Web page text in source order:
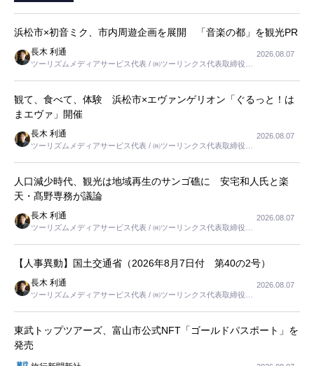
浜松市×初音ミク、市内周遊企画を展開 「音楽の都」を観光PR
長木 利通
ツーリズムメディアサービス代表 / ㈱ツーリンクス代表取締役社
2026.08.07
観て、食べて、体験 浜松市×エヴァンゲリオン「ぐるっと！は
まエヴァ」開催
長木 利通
ツーリズムメディアサービス代表 / ㈱ツーリンクス代表取締役社
2026.08.07
人口減少時代、観光は地域再生のサンゴ礁に 安宅和人氏と楽
天・髙野専務が議論
長木 利通
ツーリズムメディアサービス代表 / ㈱ツーリンクス代表取締役社
2026.08.07
【人事異動】国土交通省（2026年8月7日付 第40の2号）
長木 利通
ツーリズムメディアサービス代表 / ㈱ツーリンクス代表取締役社
2026.08.07
東武トップツアーズ、富山市公式NFT「ゴールドパスポート」を
発売